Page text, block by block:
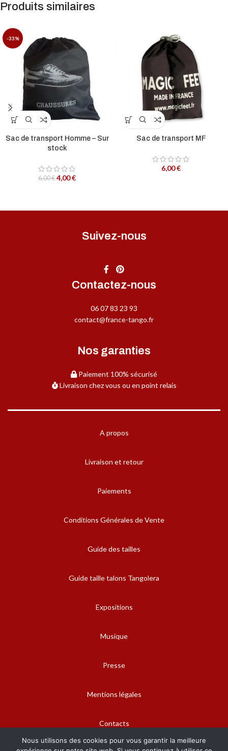
Produits similaires
-33%
Sac de transport Homme – Sur
stock
6,00€ 4,00€
Sac de transport MF
6,00€
Suivez-nous
Contactez-nous
06 07 83 23 93
contact@france-tango.fr
Nos garanties
Paiement 100% sécurisé
Livraison chez vous ou en point relais
A propos
Livraison et retour
Paiements
Conditions Générales de Vente
Guide des tailles
Guide taille talons Tangolera
Expositions
Musique
Presse
Mentions légales
Contacts
Nous utilisons des cookies pour vous garantir la meilleure